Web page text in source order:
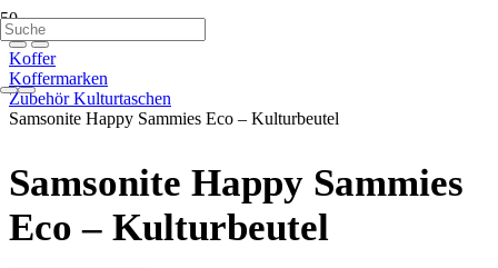
Koffer
Koffermarken
Zubehör Kulturtaschen
Samsonite Happy Sammies Eco – Kulturbeutel
Samsonite Happy Sammies
Eco – Kulturbeutel